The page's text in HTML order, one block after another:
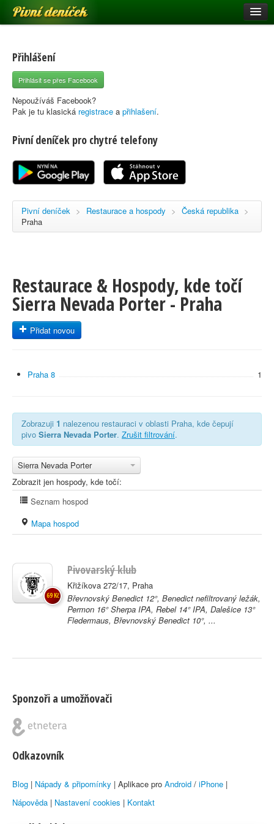
Pivní deníček
Pivní mapa
Pivní značky
Nápověda
Registrace
Přihlášení
Přihlásit se přes Facebook
Nepoužíváš Facebook?
Pak je tu klasická registrace a přihlašení.
Pivní deníček pro chytré telefony
Pivní deníček > Restaurace a hospody > Česká republika >
Praha
Restaurace & Hospody, kde točí
Sierra Nevada Porter - Praha
Přidat novou
Praha 8 1
Zobrazuji 1 nalezenou restauraci v oblasti Praha, kde čepují
pivo Sierra Nevada Porter. Zrušit filtrování.
Sierra Nevada Porter
Zobrazit jen hospody, kde točí:
Seznam hospod
Mapa hospod
Pivovarský klub
Křižíkova 272/17, Praha
Břevnovský Benedict 12°, Benedict nefiltrovaný ležák,
Permon 16° Sherpa IPA, Rebel 14° IPA, Dalešice 13°
Fledermaus, Břevnovský Benedict 10°, ...
69 Kč
Sponzoři a umožňovači
Odkazovník
Blog | Nápady & připomínky | Aplikace pro Android / iPhone |
Nápověda | Nastavení cookies | Kontakt